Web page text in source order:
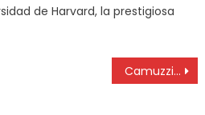
de Harvard, la prestigiosa
Camuzzi alerta por adulteración de medidores